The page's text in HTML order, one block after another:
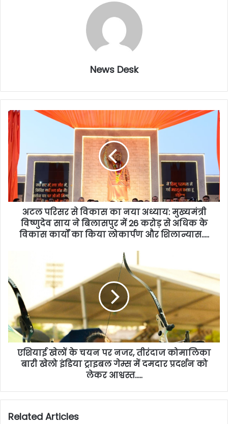
News Desk
अटल परिसर से विकास का नया अध्याय: मुख्यमंत्री
विष्णुदेव साय ने बिलासपुर में 26 करोड़ से अधिक के
विकास कार्यों का किया लोकार्पण और शिलान्यास…..
एशियाई खेलों के चयन पर नजर, तीरंदाज कोमालिका
बारी खेलो इंडिया ट्राइबल गेम्स में दमदार प्रदर्शन को
लेकर आश्वस्त…..
Related Articles